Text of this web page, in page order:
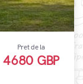
Pret de la
4680 GBP